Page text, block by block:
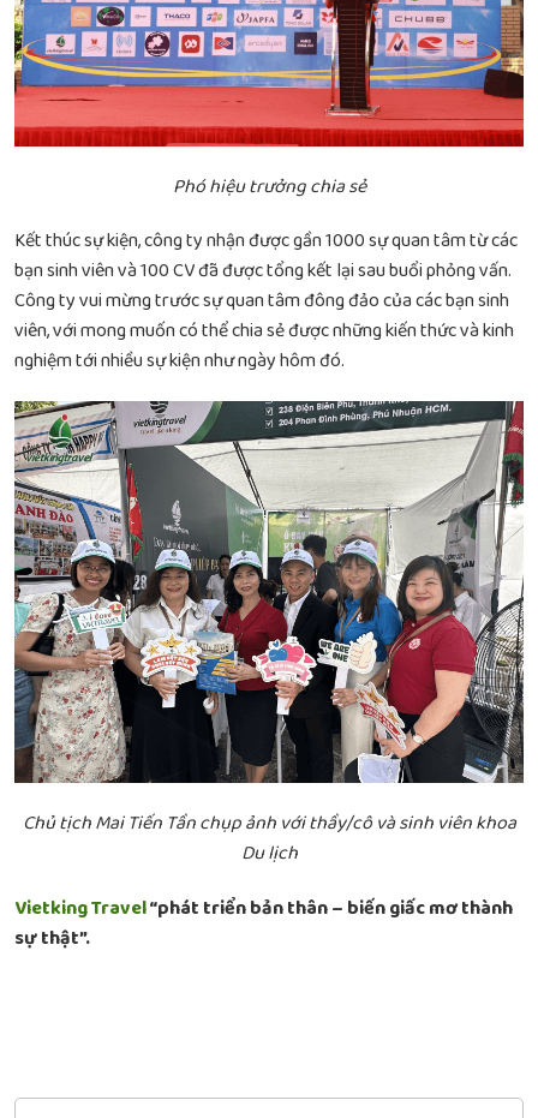
Phó hiệu trưởng chia sẻ
Kết thúc sự kiện, công ty nhận được gần 1000 sự quan tâm từ các
bạn sinh viên và 100 CV đã được tổng kết lại sau buổi phỏng vấn.
Công ty vui mừng trước sự quan tâm đông đảo của các bạn sinh
viên, với mong muốn có thể chia sẻ được những kiến thức và kinh
nghiệm tới nhiều sự kiện như ngày hôm đó.
Chủ tịch Mai Tiến Tần chụp ảnh với thầy/cô và sinh viên khoa
Du lịch
Vietking Travel“phát triển bản thân – biến giấc mơ thành
sự thật”.